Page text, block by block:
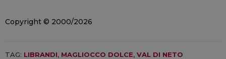
Copyright © 2000/2026
TAG: LIBRANDI, MAGLIOCCO DOLCE, VAL DI NETO